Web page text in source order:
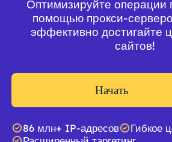
Оптимизируйте операции
помощью прокси-
эффективно достигайте
сайтов!
Начать
86 млн+ IP-адресов
Гибкое